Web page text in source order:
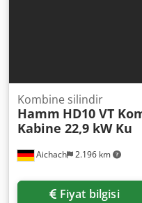
Aichach 2.196 km
Kombine silindir
Hamm HD10 VT
Kabine 22,9 kW Ku
Fiyat bilgisi